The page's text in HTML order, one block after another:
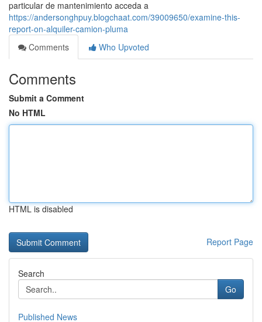
particular de mantenimiento acceda a
https://andersonghpuy.blogchaat.com/39009650/examine-this-
report-on-alquiler-camion-pluma
Comments
Who Upvoted
Comments
Submit a Comment
No HTML
HTML is disabled
Report Page
Search
Go
Published News